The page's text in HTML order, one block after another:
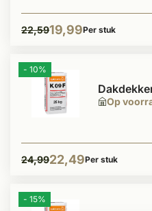
22,5919,99Per stuk
- 10%
Op
24,9922,49Per stuk
- 15%